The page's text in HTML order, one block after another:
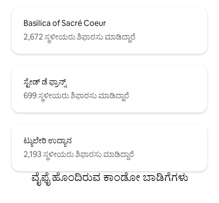
Basilica of Sacré Coeur
2,672 ಸ್ಥಳೀಯರು ಶಿಫಾರಸು ಮಾಡಿದ್ದಾರೆ
ಸ್ಟೇಡ್ ಡೆ ಫ್ರಾನ್ಸ್
699 ಸ್ಥಳೀಯರು ಶಿಫಾರಸು ಮಾಡಿದ್ದಾರೆ
ಟ್ಯುಲೇರಿ ಉದ್ಯಾನ
2,193 ಸ್ಥಳೀಯರು ಶಿಫಾರಸು ಮಾಡಿದ್ದಾರೆ
ವೈಫೈ ಹೊಂದಿರುವ ಕಾಂಡೋ ಬಾಡಿಗೆಗಳು